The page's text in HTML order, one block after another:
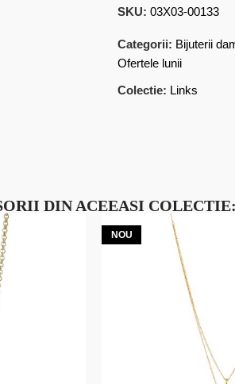
SKU: 03X03-00133
Categorii: Bijuterii
Ofertele lunii
Colectie: Links
DIN ACEEASI COLECTIE:
NOU